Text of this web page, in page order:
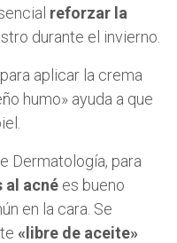
reforzar la
durante el invierno.
para aplicar la crema
humo» ayuda a que
Dermatología, para
al acné es bueno
en la cara. Se
«libre de aceite»